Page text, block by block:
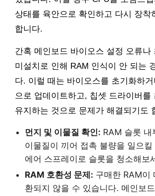
상태를 육안으로 확인하고 다시 장착
합니다.
간혹 메인보드 바이오스 설정 오류나
미설치로 인해 RAM 인식이 안 되는
다. 이럴 때는 바이오스를 초기화하
으로 업데이트하고, 칩셋 드라이버를
유지하는 것으로 문제가 해결되기도
먼지 및 이물질 확인: RAM 슬롯 내
이물질이 끼어 접촉 불량을 일으
에어 스프레이로 슬롯을 청소해보
RAM 호환성 문제: 구매한 RAM이
환되지 않을 수 있습니다. 메인보